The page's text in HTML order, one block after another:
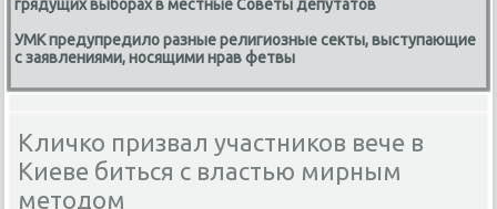
грядущих выборах в местные Советы депутатов
УМК предупредило разные религиозные секты, выступающие
с заявлениями, носящими нрав фетвы
Кличко призвал участников вече в
Киеве биться с властью мирным
методом